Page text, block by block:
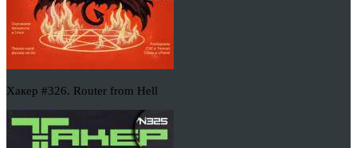
Хакер #326. Router from Hell